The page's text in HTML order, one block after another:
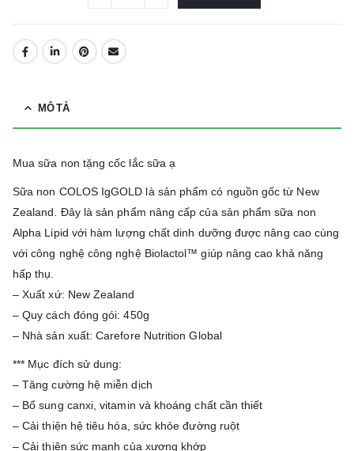
MÔ TẢ
Mua sữa non tặng cốc lắc sữa ạ
Sữa non COLOS IgGOLD là sản phẩm có nguồn gốc từ New
Zealand. Đây là sản phẩm nâng cấp của sản phẩm sữa non
Alpha Lipid với hàm lượng chất dinh dưỡng được nâng cao cùng
với công nghệ công nghệ Biolactol™ giúp nâng cao khả năng
hấp thụ.
– Xuất xứ: New Zealand
– Quy cách đóng gói: 450g
– Nhà sản xuất: Carefore Nutrition Global
*** Mục đích sử dung:
– Tăng cường hệ miễn dịch
– Bổ sung canxi, vitamin và khoáng chất cần thiết
– Cải thiện hệ tiêu hóa, sức khỏe đường ruột
– Cải thiện sức mạnh của xương khớp